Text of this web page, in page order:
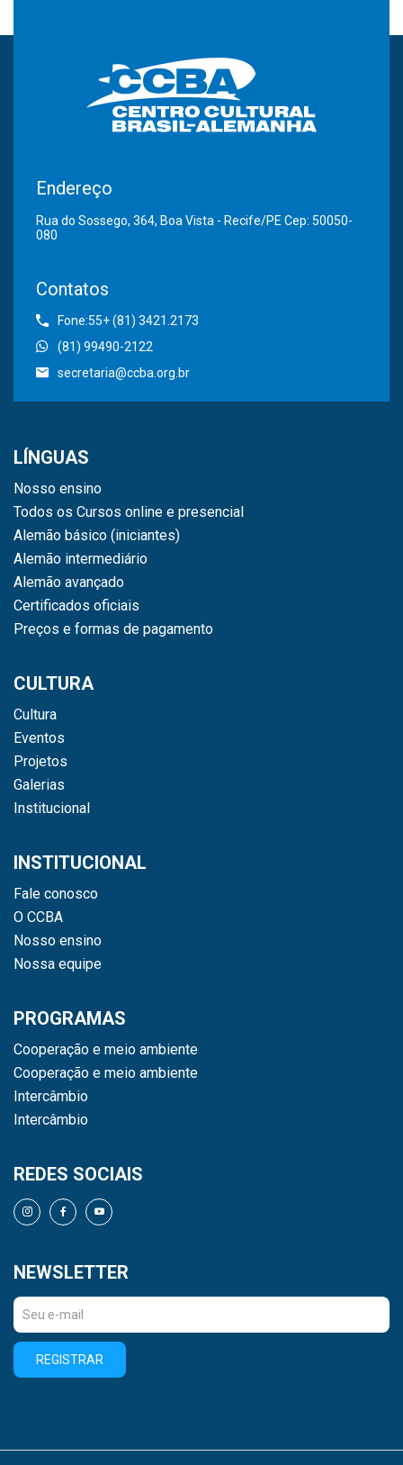
Endereço
Rua do Sossego, 364, Boa Vista - Recife/PE Cep: 50050-
080
Contatos
Fone:55+ (81) 3421.2173
(81) 99490-2122
secretaria@ccba.org.br
LÍNGUAS
Nosso ensino
Todos os Cursos online e presencial
Alemão básico (iniciantes)
Alemão intermediário
Alemão avançado
Certificados oficiais
Preços e formas de pagamento
CULTURA
Cultura
Eventos
Projetos
Galerias
Institucional
INSTITUCIONAL
Fale conosco
O CCBA
Nosso ensino
Nossa equipe
PROGRAMAS
Cooperação e meio ambiente
Cooperação e meio ambiente
Intercâmbio
Intercâmbio
REDES SOCIAIS
NEWSLETTER
REGISTRAR